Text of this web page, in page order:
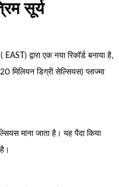
सूर्य
द्वारा एक नया रिकॉर्ड बनाया है,
मिलियन डिग्री सेल्सियस) प्लाज्मा
माना जाता है। यह पैदा किया